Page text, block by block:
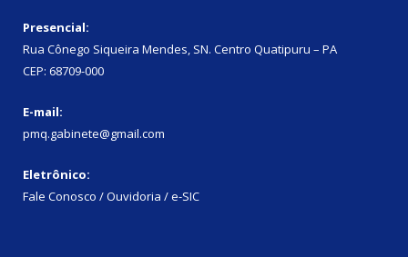
Presencial:
Rua Cônego Siqueira Mendes, SN. Centro Quatipuru – PA
CEP: 68709-000
E-mail:
pmq.gabinete@gmail.com
Eletrônico:
Fale Conosco / Ouvidoria / e-SIC